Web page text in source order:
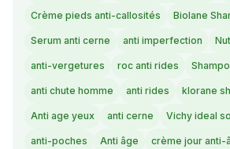
Crème pieds anti-callosités Biolane
Serum anti cerne anti imperfection
anti-vergetures roc anti rides
anti chute homme anti rides klorane
Anti age yeux anti cerne Vichy ideal
anti-poches Anti âge crème jour anti-